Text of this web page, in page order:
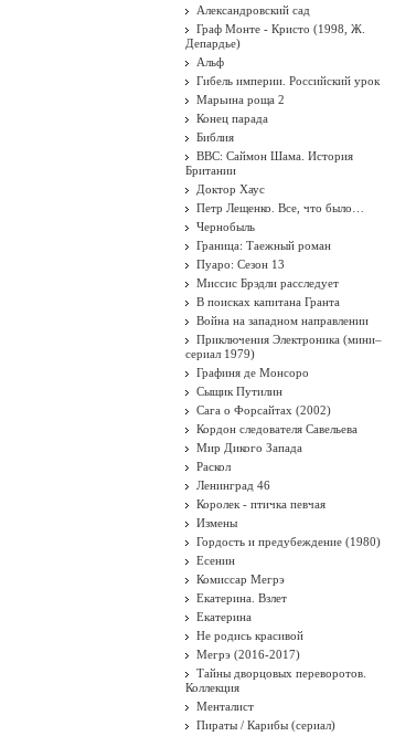
Александровский сад
Граф Монте - Кристо (1998, Ж.
Депардье)
Альф
Гибель империи. Российский урок
Марьина роща 2
Конец парада
Библия
BBC: Саймон Шама. История
Британии
Доктор Хаус
Петр Лещенко. Все, что было…
Чернобыль
Граница: Таежный роман
Пуаро: Сезон 13
Миссис Брэдли расследует
В поисках капитана Гранта
Война на западном направлении
Приключения Электроника (мини–
сериал 1979)
Графиня де Монсоро
Сыщик Путилин
Сага о Форсайтах (2002)
Кордон следователя Савельева
Мир Дикого Запада
Раскол
Ленинград 46
Королек - птичка певчая
Измены
Гордость и предубеждение (1980)
Есенин
Комиссар Мегрэ
Екатерина. Взлет
Екатерина
Не родись красивой
Мегрэ (2016-2017)
Тайны дворцовых переворотов.
Коллекция
Менталист
Пираты / Карибы (сериал)